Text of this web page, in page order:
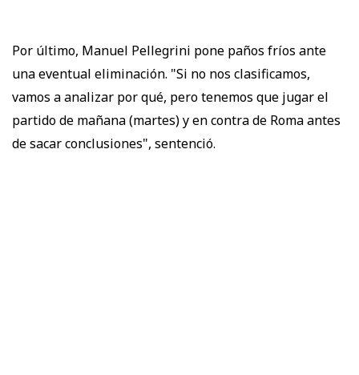
Por último, Manuel Pellegrini pone paños fríos ante
una eventual eliminación. "Si no nos clasificamos,
vamos a analizar por qué, pero tenemos que jugar el
partido de mañana (martes) y en contra de Roma antes
de sacar conclusiones", sentenció.